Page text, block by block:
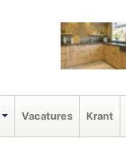
Vacatures Krant